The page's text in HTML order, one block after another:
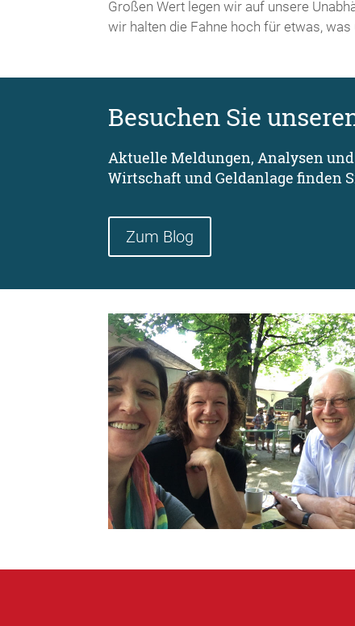
Großen Wert legen wir auf unsere
wir halten die Fahne hoch für etwas,
Besuchen Sie
Aktuelle Meldungen, Analysen
Wirtschaft und Geldanlage finden
Zum Blog